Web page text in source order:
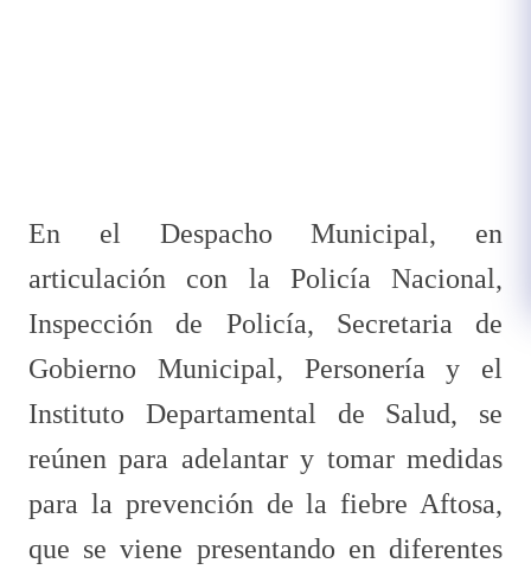
En el Despacho Municipal, en
articulación con la Policía Nacional,
Inspección de Policía, Secretaria de
Gobierno Municipal, Personería y el
Instituto Departamental de Salud, se
reúnen para adelantar y tomar medidas
para la prevención de la fiebre Aftosa,
que se viene presentando en diferentes